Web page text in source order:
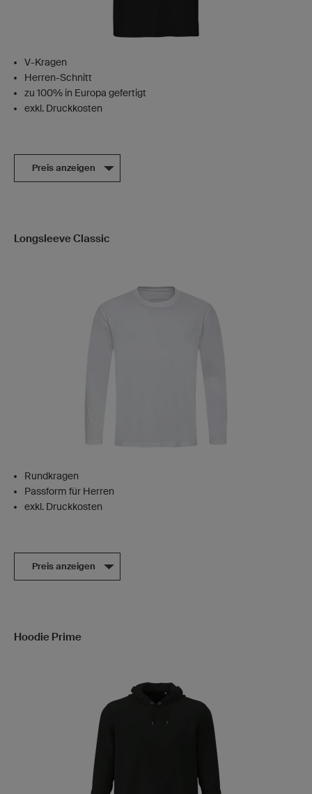
V-Kragen
Herren-Schnitt
zu 100% in Europa gefertigt
exkl. Druckkosten
Preis anzeigen
Longsleeve Classic
Rundkragen
Passform für Herren
exkl. Druckkosten
Preis anzeigen
Hoodie Prime